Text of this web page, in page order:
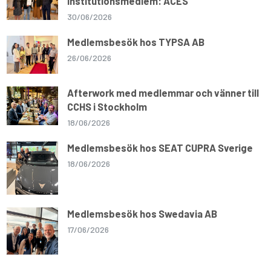
30/06/2026
Medlemsbesök hos TYPSA AB
26/06/2026
Afterwork med medlemmar och vänner till
CCHS i Stockholm
18/06/2026
Medlemsbesök hos SEAT CUPRA Sverige
18/06/2026
Medlemsbesök hos Swedavia AB
17/06/2026